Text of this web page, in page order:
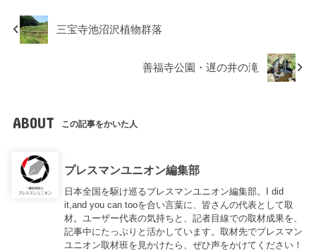
三宝寺池沼沢植物群落
善福寺公園・遅の井の滝
ABOUT この記事をかいた人
プレスマンユニオン編集部
日本全国を駆け巡るプレスマンユニオン編集部。I did
it,and you can tooを合い言葉に、皆さんの代表として取
材。ユーザー代表の気持ちと、記者目線での取材成果を、
記事中にたっぷりと活かしています。取材先でプレスマン
ユニオン取材班を見かけたら、ぜひ声をかけてください！